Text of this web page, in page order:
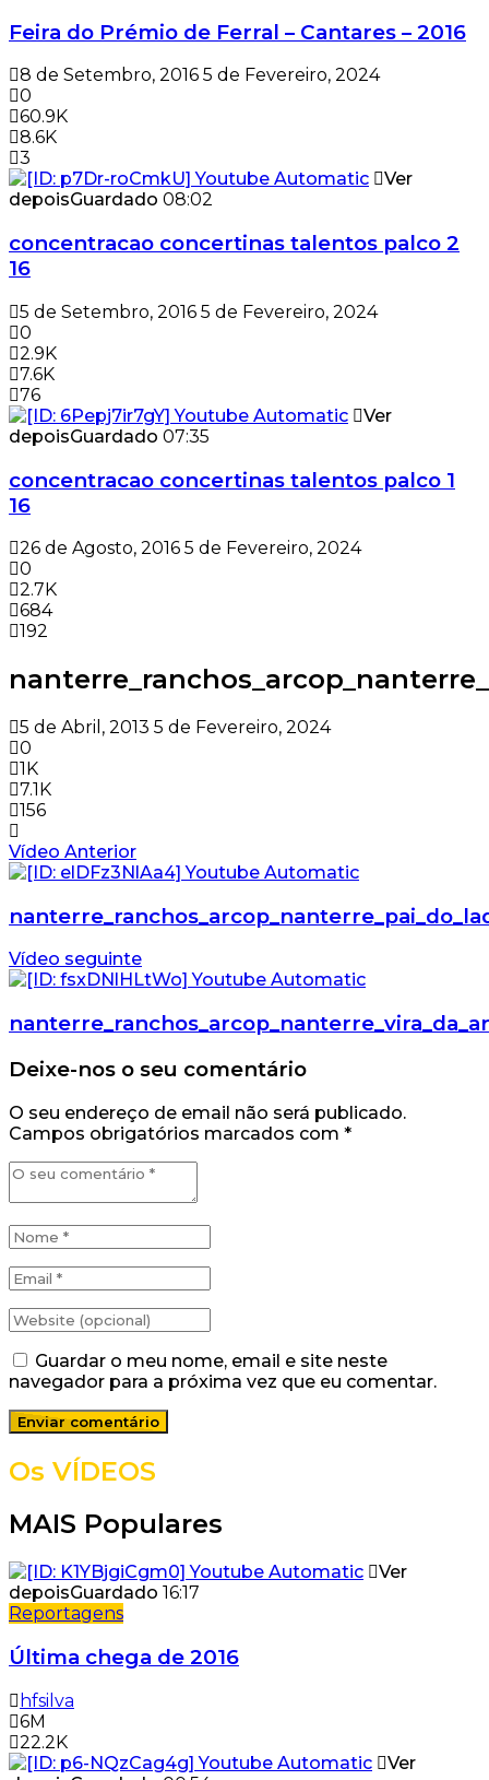
Feira do Prémio de Ferral – Cantares – 2016
8 de Setembro, 2016 5 de Fevereiro, 2024
0
60.9K
8.6K
3
Ver
depoisGuardado 08:02
concentracao concertinas talentos palco 2
16
5 de Setembro, 2016 5 de Fevereiro, 2024
0
2.9K
7.6K
76
Ver
depoisGuardado 07:35
concentracao concertinas talentos palco 1
16
26 de Agosto, 2016 5 de Fevereiro, 2024
0
2.7K
684
192
5 de Abril, 2013 5 de Fevereiro, 2024
0
1K
7.1K
156
Vídeo Anterior
Vídeo seguinte
Deixe-nos o seu comentário
O seu endereço de email não será publicado.
Campos obrigatórios marcados com *
Guardar o meu nome, email e site neste
navegador para a próxima vez que eu comentar.
Os VÍDEOS
MAIS Populares
Ver
depoisGuardado 16:17
Reportagens
Última chega de 2016
hfsilva
6M
22.2K
Ver